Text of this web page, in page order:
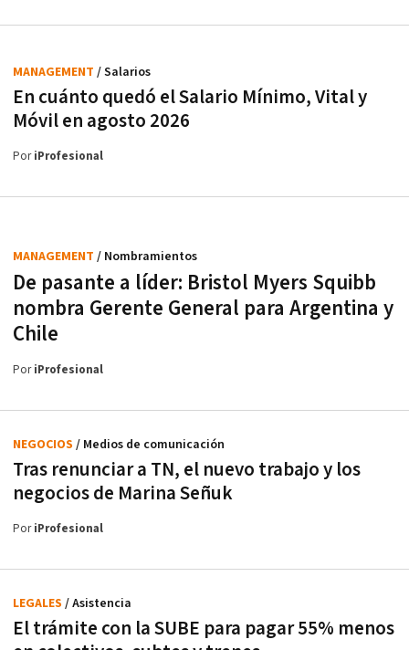
En cuánto quedó el Salario Mínimo, Vital y
Móvil en agosto 2026
MANAGEMENT / Salarios
PoriProfesional
De pasante a líder: Bristol Myers Squibb
nombra Gerente General para Argentina y
Chile
MANAGEMENT / Nombramientos
PoriProfesional
Tras renunciar a TN, el nuevo trabajo y los
negocios de Marina Señuk
NEGOCIOS / Medios de comunicación
PoriProfesional
El trámite con la SUBE para pagar 55% menos
LEGALES / Asistencia